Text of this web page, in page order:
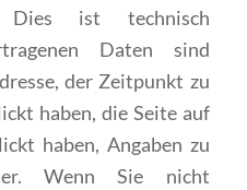
Dies ist technisch
Daten sind
der Zeitpunkt zu
haben, die Seite auf
haben, Angaben zu
Wenn Sie nicht